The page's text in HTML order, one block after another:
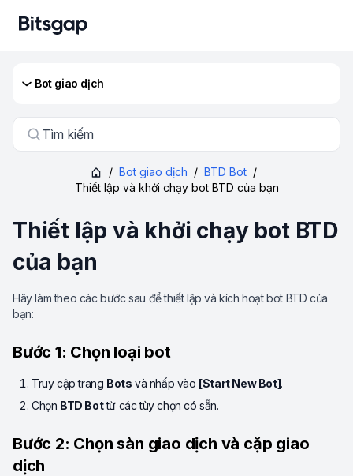
Bot giao dịch
Tìm kiếm
/ Bot giao dịch / BTD Bot /
Thiết lập và khởi chạy bot BTD của bạn
Thiết lập và khởi chạy bot BTD
của bạn
Hãy làm theo các bước sau để thiết lập và kích hoạt bot BTD của
bạn:
Bước 1: Chọn loại bot
Truy cập trang Bots và nhấp vào [Start New Bot].
Chọn BTD Bottừ các tùy chọn có sẵn.
Bước 2: Chọn sàn giao dịch và cặp giao
dịch